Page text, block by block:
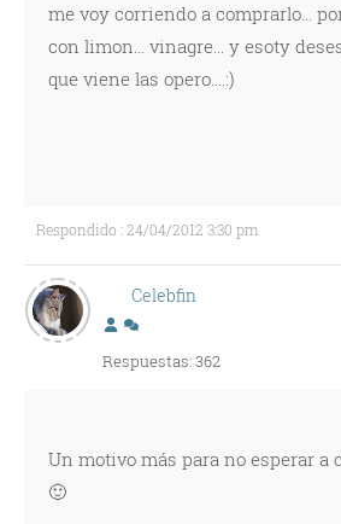
me voy corriendo a comprarlo...
con limon... vinagre... y esoty
que viene las opero....:)
Respondido : 24/04/2012 3:30 pm
Celebfin
Respuestas: 362
Un motivo más para no esperar a
🙂